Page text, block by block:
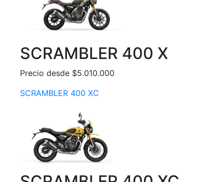
SCRAMBLER 400 X
Precio desde $5.010.000
SCRAMBLER 400 XC